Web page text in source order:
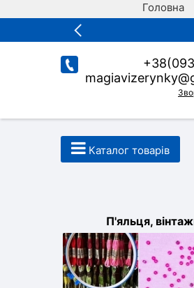
Головна
Каталог товарів
П'яльця,